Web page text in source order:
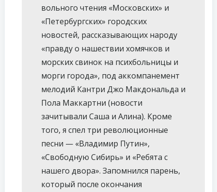
вольного чтения «Московских» и
«Петербургских» городских
новостей, рассказывающих народу
«правду о нашествии хомячков и
морских свинок на психбольницы и
морги города», под аккомпанемент
мелодий Кантри Джо Макдональда и
Пола Маккартни (новости
зачитывали Саша и Алина). Кроме
того, я спел три революционные
песни — «Владимир Путин»,
«Свободную Сибирь» и «Ребята с
нашего двора». Запомнился парень,
который после окончания